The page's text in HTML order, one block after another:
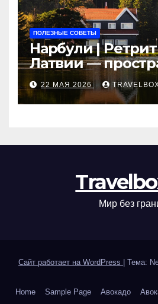
ПОЛЕЗНЫЕ СОВЕТЫ
Нарбули |
Латвии —
для
восстановления
22 МАЯ 2026
Мир без
Сайт работает на WordPress Тема:
Home Sample Page Авокадо